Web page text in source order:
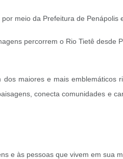
meio da Prefeitura de Penápolis
percorrem o Rio Tietê desde
maiores e mais emblemáticos
conecta comunidades e
e às pessoas que vivem em sua